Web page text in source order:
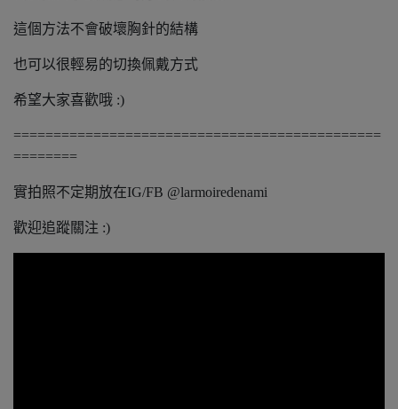
這個方法不會破壞胸針的結構
也可以很輕易的切換佩戴方式
希望大家喜歡哦 :)
==============================================
========
實拍照不定期放在IG/FB @larmoiredenami
歡迎追蹤關注 :)